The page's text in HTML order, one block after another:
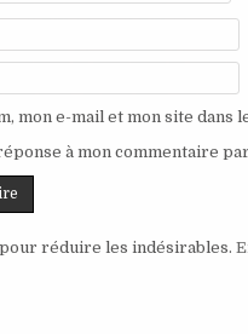
mon e-mail et mon site dans
à mon commentaire
réduire les indésirables.